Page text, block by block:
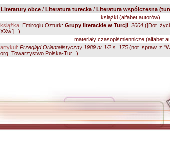
Literatury obce / Literatura turecka / Literatura współczesna
książki (alfabet autorów)
książka: Emiroglu Ozturk: Grupy literackie w Turcji 2004 ([Dot.
XXw.]...)
materiały czasopiśmiennicze (alfabet
artykuł: Przegląd Orientalistyczny 1989 nr 1/2 s. 175 (not. spraw. z
org. Towarzystwo Polska-Tur...)